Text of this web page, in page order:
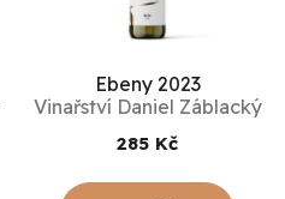
Ebeny 2023
Vinařství Daniel Záblacký
285 Kč